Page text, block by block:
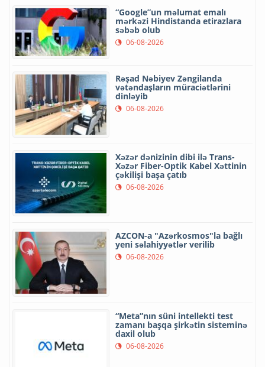
“Google”un məlumat emalı
mərkəzi Hindistanda etirazlara
səbəb olub
06-08-2026
Rəşad Nəbiyev Zəngilanda
vətəndaşların müraciətlərini
dinləyib
06-08-2026
Xəzər dənizinin dibi ilə Trans-
Xəzər Fiber-Optik Kabel Xəttinin
çəkilişi başa çatıb
06-08-2026
AZCON-a "Azərkosmos"la bağlı
yeni səlahiyyətlər verilib
06-08-2026
“Meta”nın süni intellekti test
zamanı başqa şirkətin sisteminə
daxil olub
06-08-2026